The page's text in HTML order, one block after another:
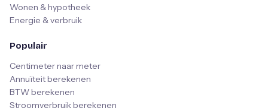
Wonen & hypotheek
Energie & verbruik
Populair
Centimeter naar meter
Annuïteit berekenen
BTW berekenen
Stroomverbruik berekenen